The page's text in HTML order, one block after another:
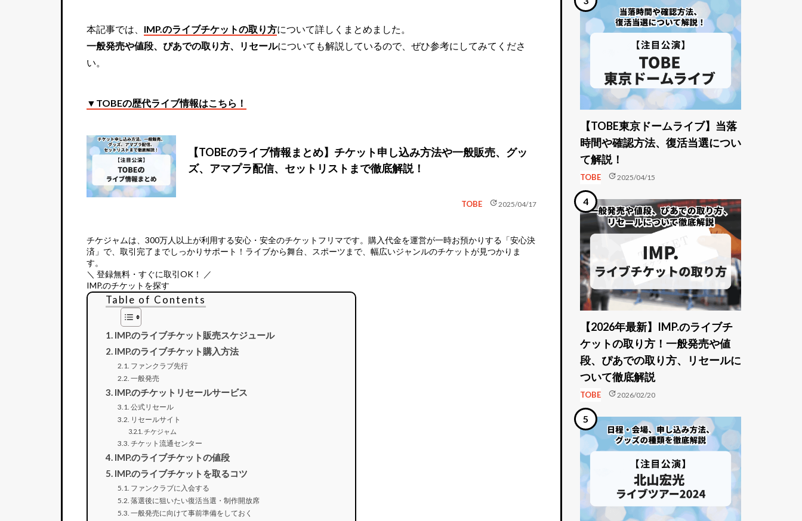
本記事では、 IMP.のライブチケットの取り方について詳しくまとめました。
一般発売や値段、ぴあでの取り方、リセールについても解説しているので、ぜひ参考にしてみてくださ
い。
▼TOBEの歴代ライブ情報はこちら！
【TOBEのライブ情報まとめ】チケット申し込み方法や一般販売、グッ
ズ、アマプラ配信、セットリストまで徹底解説！
TOBE update2025/04/17
チケジャムは、 300万人以上が利用する安心・安全のチケットフリマです。購入代金を運営が一時お預かりする「安心決
済」で、取引完了までしっかりサポート！ライブから舞台、スポーツまで、幅広いジャンルのチケットが見つかりま
す。
＼ 登録無料・すぐに取引OK！ ／
IMP.のチケットを探す
Table of Contents
IMP.のライブチケット販売スケジュール
IMP.のライブチケット購入方法
ファンクラブ先行
一般発売
IMP.のチケットリセールサービス
公式リセール
リセールサイト
チケジャム
チケット流通センター
IMP.のライブチケットの値段
IMP.のライブチケットを取るコツ
ファンクラブに入会する
落選後に狙いたい復活当選・制作開放席
一般発売に向けて事前準備をしておく
【TOBE東京ドームライブ】当落
時間や確認方法、復活当選につい
て解説！
TOBE update2025/04/15
【2026年最新】IMP.のライブチ
ケットの取り方！一般発売や値
段、ぴあでの取り方、リセールに
ついて徹底解説
TOBE update2026/02/20